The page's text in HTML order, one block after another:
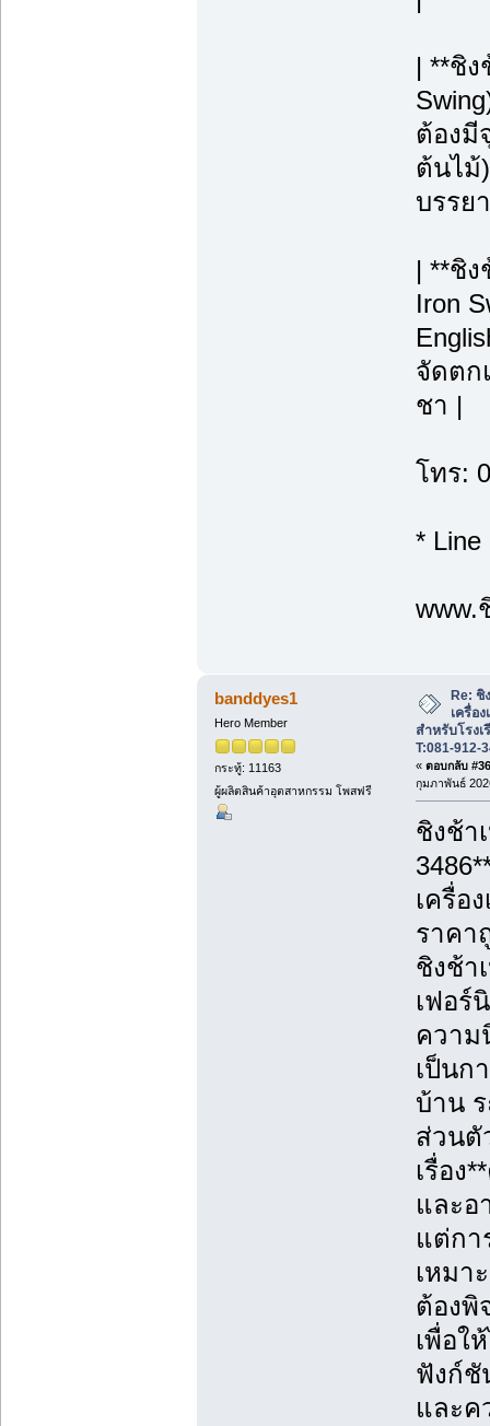
| **ชิ
ต้องมี
ต้นไม้
บรรย
| **ชิง
Iron
จัดตก
ชา |
โทร:
* Line
www.
banddyes1
Hero Member
กระทู้: 11163
ผู้ผลิตสินค้าอุตสาหกรรม โพสฟรี
Re: ชิ
เครื่อ
สำหรับโรง
T:081-912-
« ตอบกลับ
กุมภาพันธ์
ชิงช้า
เครื่อ
ราคา
ชิงช้า
เฟอร์
ความ
เป็นก
บ้าน
ส่วนตั
เรื่อง
และอ
แต่กา
เหมา
ต้องพิ
เพื่อใ
ฟังก์ชั
และค